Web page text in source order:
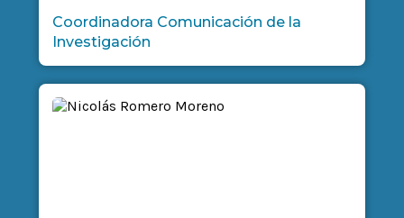
Coordinadora Comunicación de la
Investigación